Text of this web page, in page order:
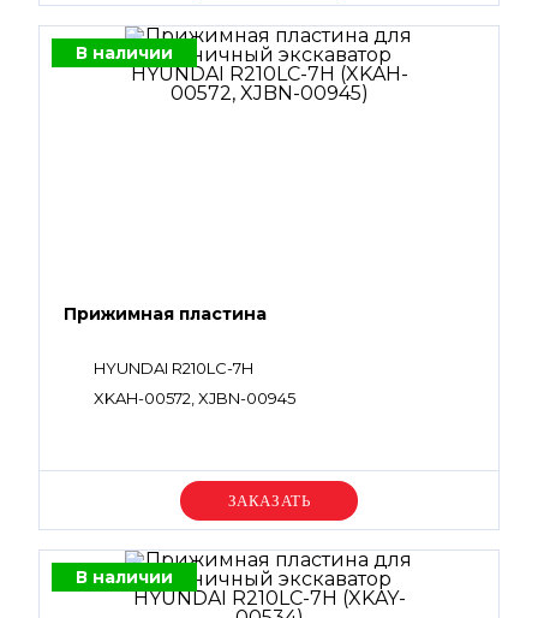
В наличии
Прижимная пластина
HYUNDAI R210LC-7H
XKAH-00572, XJBN-00945
Уточняйте цену
В наличии